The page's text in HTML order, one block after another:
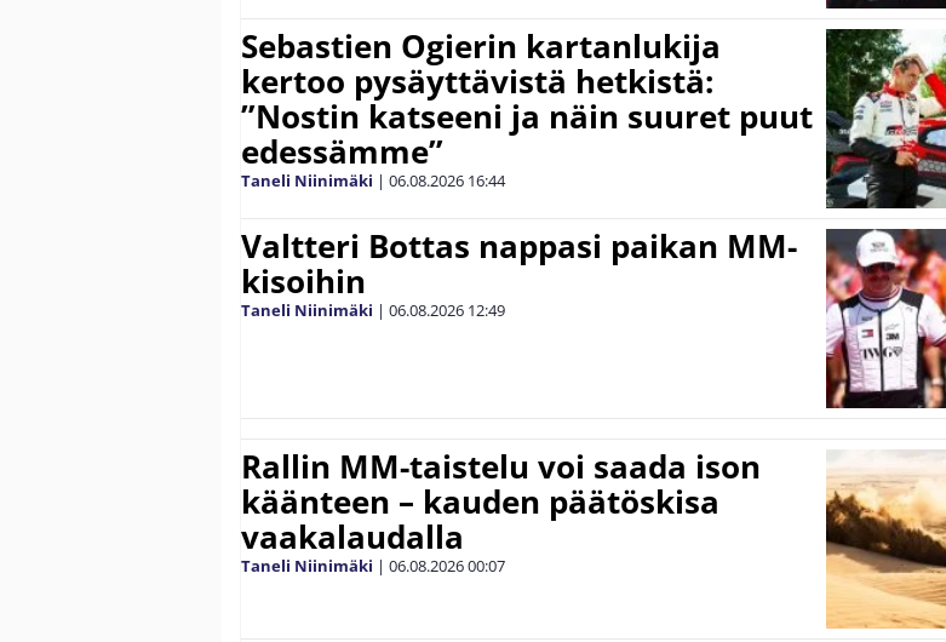
Sebastien Ogierin kartanlukija
kertoo pysäyttävistä hetkistä:
”Nostin katseeni ja näin suuret puut
edessämme”
Taneli Niinimäki | 06.08.2026 16:44
Valtteri Bottas nappasi paikan MM-
kisoihin
Taneli Niinimäki | 06.08.2026 12:49
Rallin MM-taistelu voi saada ison
käänteen – kauden päätöskisa
vaakalaudalla
Taneli Niinimäki | 06.08.202600:07